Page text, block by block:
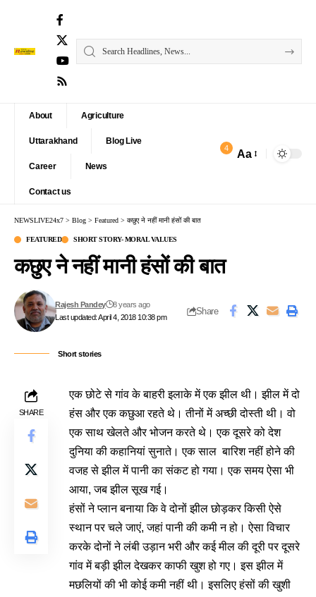
About Agriculture
Uttarakhand Blog Live
Career News
Contact us
4 Aa
NEWSLIVE24x7 > Blog > Featured > कछुए ने नहीं मानी हंसों की बात
FEATURED SHORT STORY- MORAL VALUES
कछुए ने नहीं मानी हंसों की बात
Last updated: April 4, 2018 10:38 pm
Rajesh Pandey 8 years ago
Share
Short stories
SHARE
एक छोटे से गांव के बाहरी इलाके में एक झील थी। झील में दो
हंस और एक कछुआ रहते थे। तीनों में अच्छी दोस्ती थी। वो
एक साथ खेलते और भोजन करते थे। एक दूसरे को देश
दुनिया की कहानियां सुनाते। एक साल बारिश नहीं होने की
वजह से झील में पानी का संकट हो गया। एक समय ऐसा भी
आया, जब झील सूख गई।
हंसों ने प्लान बनाया कि वे दोनों झील छोड़कर किसी ऐसे
स्थान पर चले जाएं, जहां पानी की कमी न हो। ऐसा विचार
करके दोनों ने लंबी उड़ान भरी और कई मील की दूरी पर दूसरे
गांव में बड़ी झील देखकर काफी खुश हो गए। इस झील में
मछलियों की भी कोई कमी नहीं थी। इसलिए हंसों की खुशी